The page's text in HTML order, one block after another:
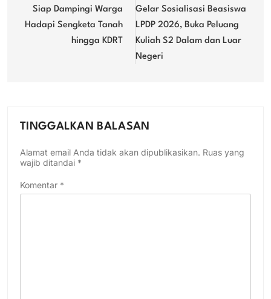
Siap Dampingi Warga
Hadapi Sengketa Tanah
hingga KDRT
Gelar Sosialisasi Beasiswa
LPDP 2026, Buka Peluang
Kuliah S2 Dalam dan Luar
Negeri
TINGGALKAN BALASAN
Alamat email Anda tidak akan dipublikasikan. Ruas yang
wajib ditandai *
Komentar *